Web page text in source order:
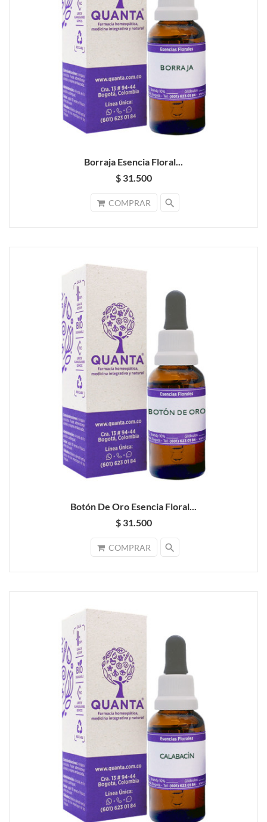
Borraja Esencia Floral...
$ 31.500
COMPRAR search
Botón De Oro Esencia Floral...
$ 31.500
COMPRAR search